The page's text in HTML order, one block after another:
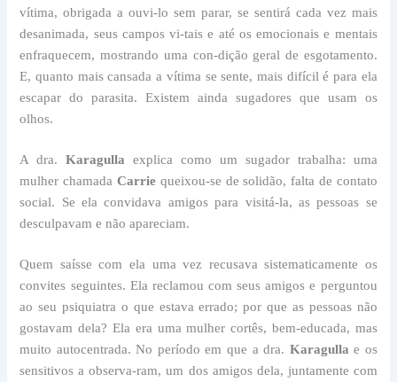
vítima, obrigada a ouvi-lo sem parar, se sentirá cada vez mais
desanimada, seus campos vi-tais e até os emocionais e mentais
enfraquecem, mostrando uma con-dição geral de esgotamento.
E, quanto mais cansada a vítima se sente, mais difícil é para ela
escapar do parasita. Existem ainda sugadores que usam os
olhos.
A dra.Karagulla explica como um sugador trabalha: uma
mulher chamada Carriequeixou-se de solidão, falta de contato
social. Se ela convidava amigos para visitá-la, as pessoas se
desculpavam e não apareciam.
Quem saísse com ela uma vez recusava sistematicamente os
convites seguintes. Ela reclamou com seus amigos e perguntou
ao seu psiquiatra o que estava errado; por que as pessoas não
gostavam dela? Ela era uma mulher cortês, bem-educada, mas
muito autocentrada. No período em que a dra. Karagulla e os
sensitivos a observa-ram, um dos amigos dela, juntamente com